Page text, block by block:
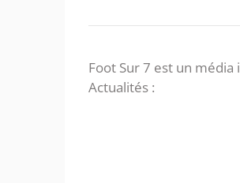
Foot Sur 7 est un
Actualités :